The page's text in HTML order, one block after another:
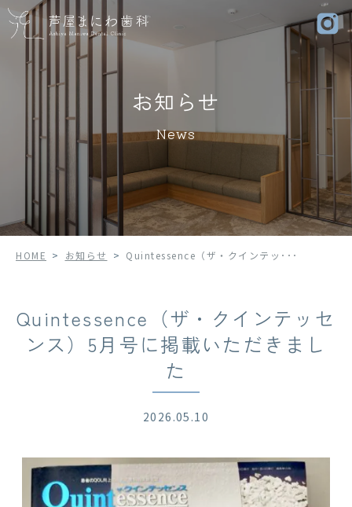
お知らせ
News
HOME > お知らせ > Quintessence（ザ・クインテッ･･･
Quintessence（ザ・クインテッセ
ンス）5月号に掲載いただきまし
た
2026.05.10